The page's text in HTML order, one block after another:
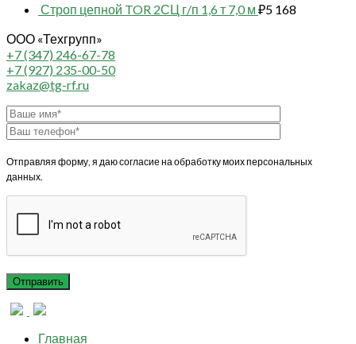
Строп цепной TOR 2СЦ г/п 1,6 т 7,0 м ₽5 168
ООО «Техгрупп»
+7 (347) 246-67-78
+7 (927) 235-00-50
zakaz@tg-rf.ru
Отправляя форму, я даю согласие на обработку моих персональных
данных.
Главная